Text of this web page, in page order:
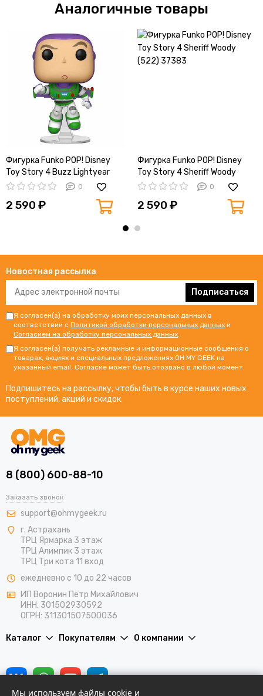
Аналогичные товары
Фигурка Funko POP! Disney
Toy Story 4 Buzz Lightyear
(523) 37390
0
2 590 ₽
Фигурка Funko POP! Disney
Toy Story 4 Sheriff Woody
(522) 37383
0
2 590 ₽
Новостная рассылка
Подписаться
Я согласен(а) на обработку моих персональных данных в
соответствии с Политикой обработки персональных данных и
Согласием на обработку персональных данных.
Я согласен(а) получать рекламные и информационные сообщения о
товарах, акциях и специальных предложениях OH MY GEEK на
указанный email. Согласие может быть отозвано в любой момент.
Подпишитесь на рассылку, чтобы быть в курсе наших новых
поступлений, акций и скидок.
8 (800) 600-88-10
Заказать звонок
support@ohmygeek.ru
г. Астрахань
ТРЦ Ярмарка 3 этаж
ТРЦ Алимпик 3 этаж
ТРЦ Три кота 11 вход
ежедневно с 10 до 22 часов
ИП Воронин Пётр Михайлович
ИНН: 301502930592
ОГРН: 311301507500036
Каталог Покупателям О компании
Мы используем файлы cookie и